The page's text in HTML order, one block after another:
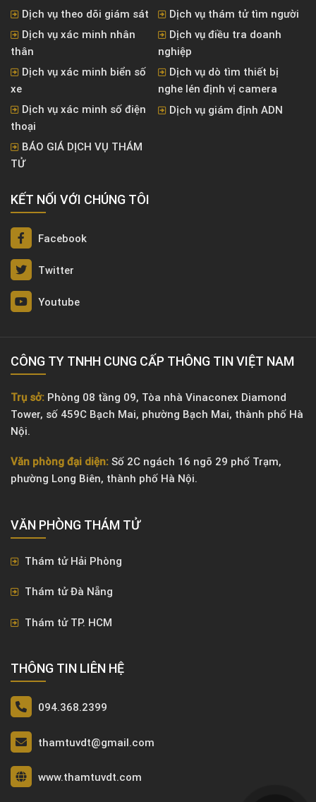
Dịch vụ theo dõi giám sát
Dịch vụ thám tử tìm người
Dịch vụ xác minh nhân
thân
Dịch vụ điều tra doanh
nghiệp
Dịch vụ xác minh biển số
xe
Dịch vụ dò tìm thiết bị
nghe lén định vị camera
Dịch vụ xác minh số điện
thoại
Dịch vụ giám định ADN
BÁO GIÁ DỊCH VỤ THÁM
TỬ
KẾT NỐI VỚI CHÚNG TÔI
Facebook
Twitter
Youtube
CÔNG TY TNHH CUNG CẤP THÔNG TIN VIỆT NAM
Trụ sở: Phòng 08 tầng 09, Tòa nhà Vinaconex Diamond
Tower, số 459C Bạch Mai, phường Bạch Mai, thành phố Hà
Nội.
Văn phòng đại diện: Số 2C ngách 16 ngõ 29 phố Trạm,
phường Long Biên, thành phố Hà Nội.
VĂN PHÒNG ​THÁM TỬ
Thám tử Hải Phòng
Thám tử Đà Nẵng
Thám tử TP. HCM
THÔNG TIN LIÊN HỆ
094.368.2399
thamtuvdt@gmail.com
www.thamtuvdt.com